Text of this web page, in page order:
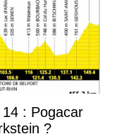
: Pogacar
?